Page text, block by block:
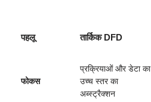
पहलू तार्किक DFD
फोकस
प्रक्रियाओं और डेटा का
उच्च स्तर का
अब्स्ट्रैक्शन